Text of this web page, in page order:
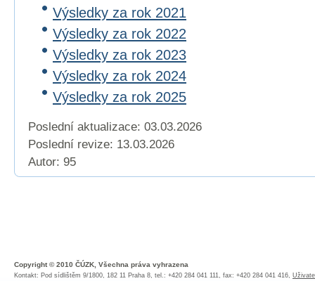
Výsledky za rok 2021
Výsledky za rok 2022
Výsledky za rok 2023
Výsledky za rok 2024
Výsledky za rok 2025
Poslední aktualizace: 03.03.2026
Poslední revize: 13.03.2026
Autor: 95
Copyright © 2010 ČÚZK, Všechna práva vyhrazena
Kontakt: Pod sídlištěm 9/1800, 182 11 Praha 8, tel.: +420 284 041 111, fax: +420 284 041 416,